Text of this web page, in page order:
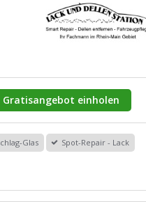
Gratisangebot einholen
Glas Spot-Repair - Lack